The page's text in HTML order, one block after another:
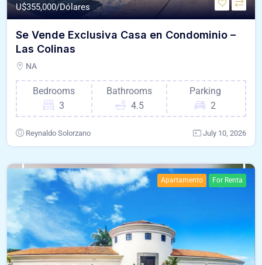
U$355,000/Dólares
Se Vende Exclusiva Casa en Condominio –
Las Colinas
NA
Bedrooms
3
Bathrooms
4.5
Parking
2
Reynaldo Solorzano July 10, 2026
Apartamento For Renta